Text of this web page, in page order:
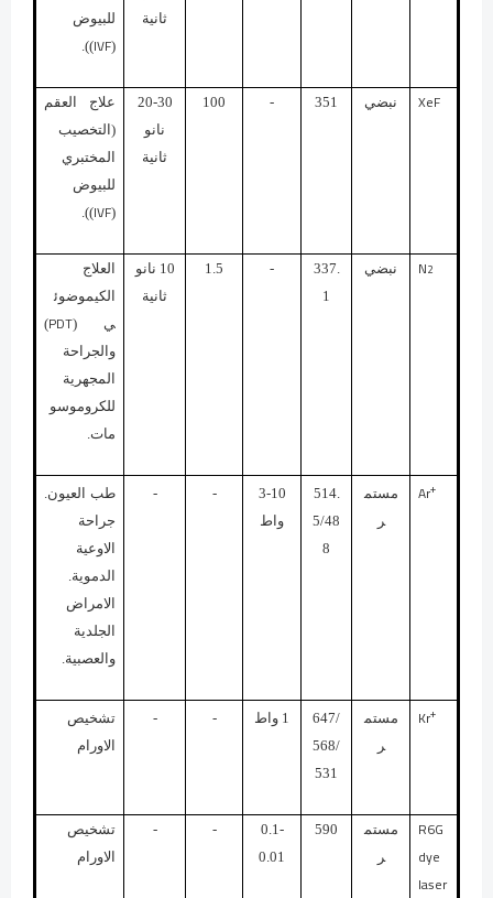
ثانية
للبيوض
(
IVF
)).
XeF نبضي 351
-
100
20-30
نانو
ثانية
علاج العقم
(التخصيب
المختبري
للبيوض
(
IVF
)).
N2 نبضي
337.
1
-
1.5
10 نانو
ثانية
العلاج
الكيموضوئ
ي (PDT
)
والجراحة
المجهرية
للكروموسو
مات.
Ar+
مستم
ر
514.
5/48
8
3-10
واط
-
-
طب العيون.
جراحة
الاوعية
الدموية.
الامراض
الجلدية
والعصبية.
Kr+
مستم
ر
647/
568/
531
1 واط -
-
تشخيص
الاورام
R6G
dye
laser
مستم
ر
590
0.1-
0.01
-
-
تشخيص
الاورام